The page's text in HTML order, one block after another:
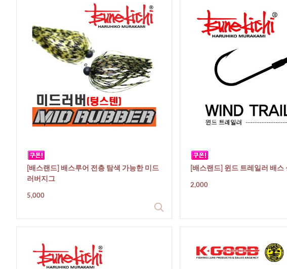
[배스랜드] 배스루어 전층 탐색 가능한 미드
러버지그
5,000
[배스랜드] 윈드 트레일러 배스
2,000